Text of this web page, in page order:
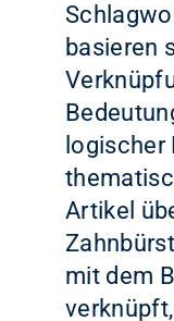
basieren
logischer
Artikel
mit dem